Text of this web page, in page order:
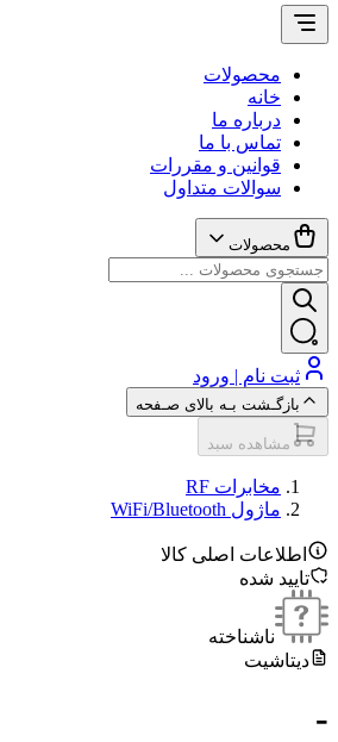
محصولات
خانه
درباره ما
تماس با ما
قوانین و مقررات
سوالات متداول
محصولات
ثبت نام | ورود
بازگـشت بـه بالای صـفحه
مشاهده سبد
مخابرات RF
ماژول‌ WiFi/Bluetooth
اطلاعات اصلی کالا
تایید شده
ناشناخته
دیتاشیت
-